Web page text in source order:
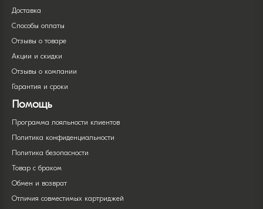
Доставка
Способы оплаты
Отзывы о товаре
Акции и скидки
Отзывы о компании
Гарантия и сроки
Помощь
Программа лояльности клиентов
Политика конфиденциальности
Политика безопасности
Товар с браком
Обмен и возврат
Отличия совместимых картриджей